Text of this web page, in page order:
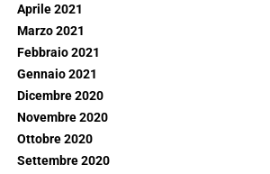
Aprile 2021
Marzo 2021
Febbraio 2021
Gennaio 2021
Dicembre 2020
Novembre 2020
Ottobre 2020
Settembre 2020